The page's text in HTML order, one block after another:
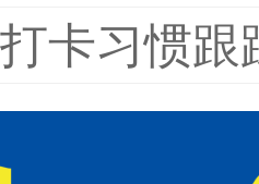
卡习惯跟